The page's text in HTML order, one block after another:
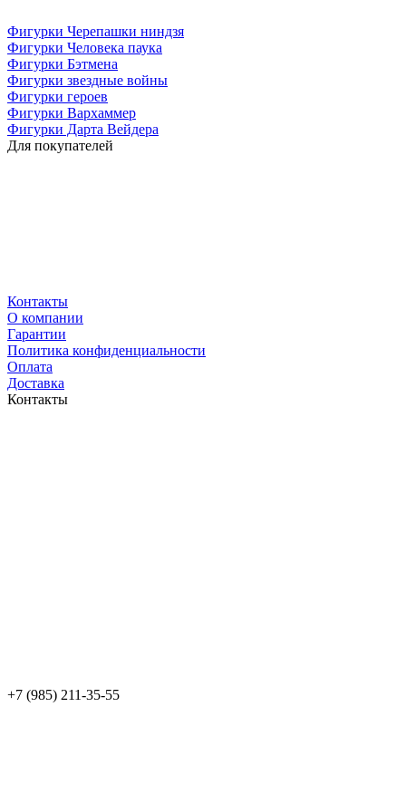
Фигурки Черепашки ниндзя
Фигурки Человека паука
Фигурки Бэтмена
Фигурки звездные войны
Фигурки героев
Фигурки Вархаммер
Фигурки Дарта Вейдера
Для покупателей
Контакты
O компании
Гарантии
Политика конфиденциальности
Оплата
Доставка
Контакты
+7 (985) 211-35-55